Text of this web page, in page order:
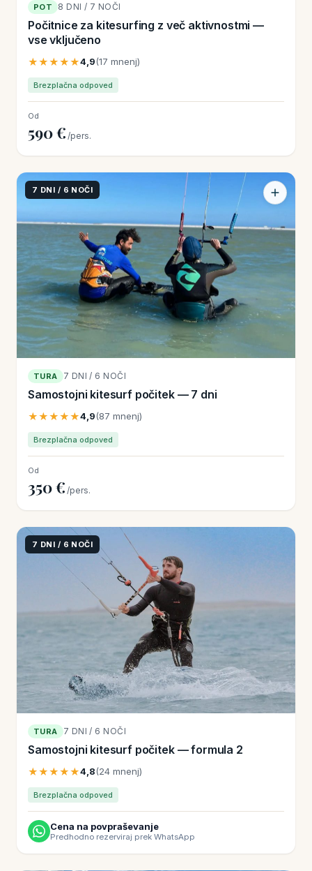
POT 8 DNI / 7 NOČI
Počitnice za kitesurfing z več aktivnostmi —
vse vključeno
★★★★★4,9(17 mnenj)
Brezplačna odpoved
Od
590 € /pers.
7 DNI / 6 NOČI
TURA 7 DNI / 6 NOČI
Samostojni kitesurf počitek — 7 dni
★★★★★4,9(87 mnenj)
Brezplačna odpoved
Od
350 € /pers.
7 DNI / 6 NOČI
TURA 7 DNI / 6 NOČI
Samostojni kitesurf počitek — formula 2
★★★★★4,8(24 mnenj)
Brezplačna odpoved
Cena na povpraševanje
Predhodno rezerviraj prek WhatsApp